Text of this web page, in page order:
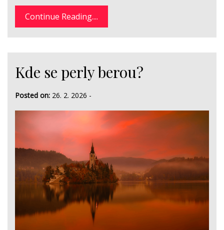
Continue Reading....
Kde se perly berou?
Posted on: 26. 2. 2026 -